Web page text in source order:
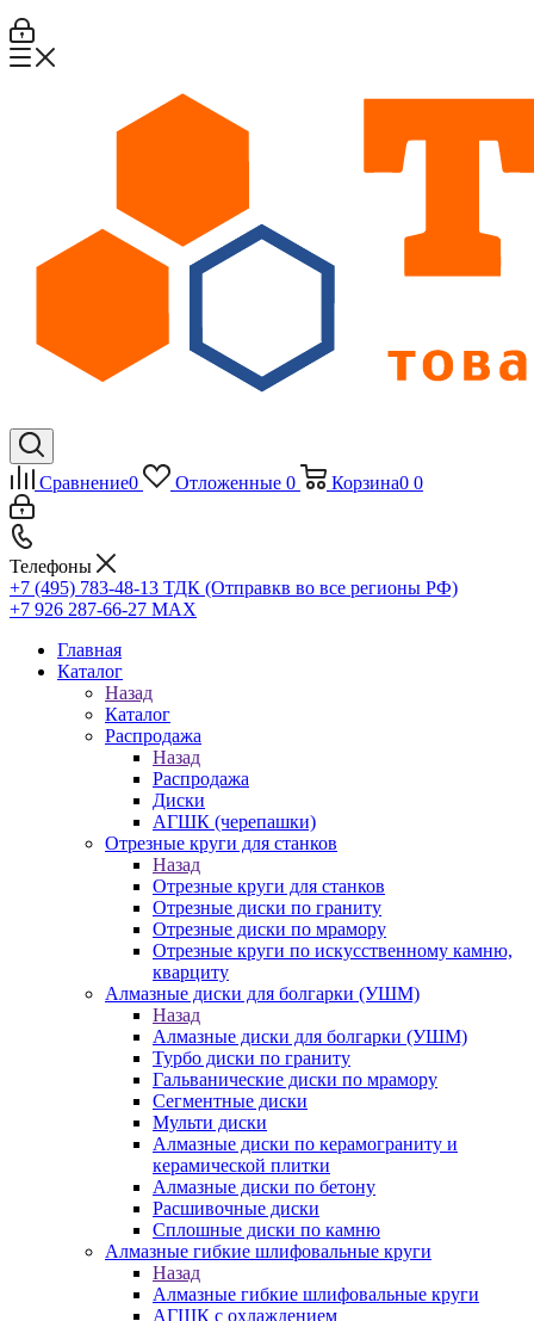
Сравнение0 Отложенные 0 Корзина0 0
Телефоны
+7 (495) 783-48-13 ТДК (Отправкв во все регионы РФ)
+7 926 287-66-27 МАХ
Главная
Каталог
Назад
Каталог
Распродажа
Назад
Распродажа
Диски
АГШК (черепашки)
Отрезные круги для станков
Назад
Отрезные круги для станков
Отрезные диски по граниту
Отрезные диски по мрамору
Отрезные круги по искусственному камню,
кварциту
Алмазные диски для болгарки (УШМ)
Назад
Алмазные диски для болгарки (УШМ)
Турбо диски по граниту
Гальванические диски по мрамору
Сегментные диски
Мульти диски
Алмазные диски по керамограниту и
керамической плитки
Алмазные диски по бетону
Расшивочные диски
Сплошные диски по камню
Алмазные гибкие шлифовальные круги
Назад
Алмазные гибкие шлифовальные круги
АГШК с охлаждением